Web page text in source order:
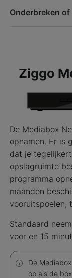
Onderbreken
Ziggo
De Mediabox
opnamen. Er is
dat je
opslagruimte
programma
maanden
vooruitspoelen,
Standaard
voor en 15
De
op als de